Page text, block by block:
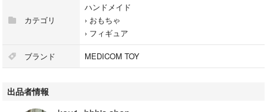
※初期傷、微細な傷、箱の状態まで過度に気になさる方、神経質な方はご
遠慮ください。
※すり替え防止のため返品・交換はご対応致しかねます。
※ 購入後24時間以内に支払い(決済)手続きを完了いただくようお願いしま
す。
※ノークレーム、ノーリターンでお願いします。
カテゴリ
ハンドメイド
› おもちゃ
› フィギュア
ブランド MEDICOM TOY
出品者情報